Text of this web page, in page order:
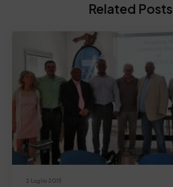
Related Posts
2 Luglio 2015